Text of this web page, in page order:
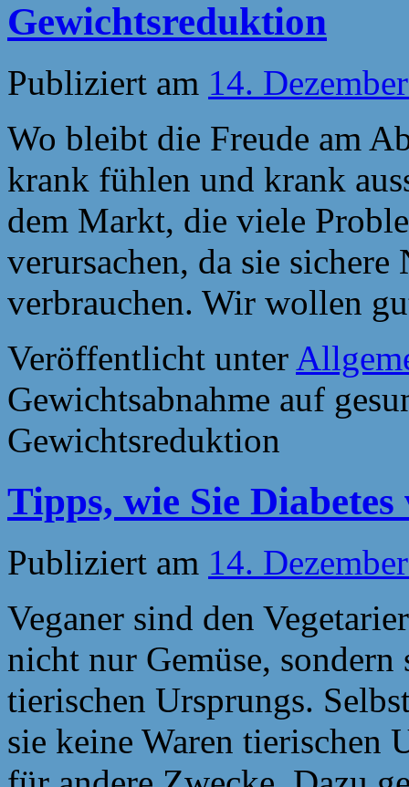
Gewichtsreduktion
Publiziert am 14.
Wo bleibt die Freude am
krank fühlen und krank
dem Markt, die viele
verursachen, da sie
verbrauchen. Wir wollen
Veröffentlicht unter
Gewichtsabnahme auf
Gewichtsreduktion
Tipps, wie Sie
Publiziert am 14.
Veganer sind den
nicht nur Gemüse,
tierischen Ursprungs.
sie keine Waren tierischen